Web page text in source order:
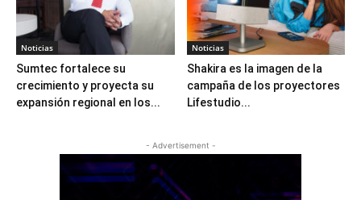
Noticias
Sumtec fortalece su
crecimiento y proyecta su
expansión regional en los...
Noticias
Shakira es la imagen de la
campaña de los proyectores
Lifestudio...
- Advertisement -